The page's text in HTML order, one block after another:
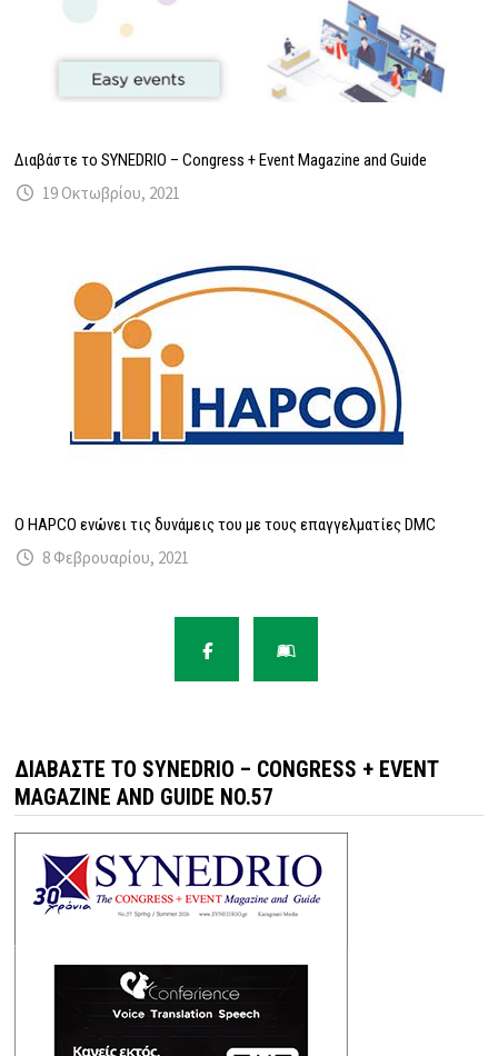
Διαβάστε το SYNEDRIO – Congress + Event Magazine and Guide
19 Οκτωβρίου, 2021
O HAPCO ενώνει τις δυνάμεις του με τους επαγγελματίες DMC
8 Φεβρουαρίου, 2021
ΔΙΑΒΆΣΤΕ ΤΟ SYNEDRIO – CONGRESS + EVENT
MAGAZINE AND GUIDE NO.57